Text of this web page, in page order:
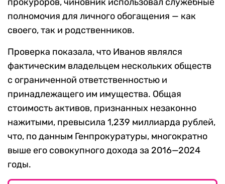
полномочия для личного обогащения — как
своего, так и родственников.
Проверка показала, что Иванов являлся
фактическим владельцем нескольких обществ
с ограниченной ответственностью и
принадлежащего им имущества. Общая
стоимость активов, признанных незаконно
нажитыми, превысила 1,239 миллиарда рублей,
что, по данным Генпрокуратуры, многократно
выше его совокупного дохода за 2016—2024
годы.